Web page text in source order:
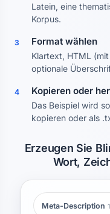
Latein, eine
Korpus.
3 Format wählen
Klartext, HTML
optionale
4 Kopieren oder
Das Beispiel wird
kopieren oder als
Erzeugen Sie
Wort,
Meta-Description